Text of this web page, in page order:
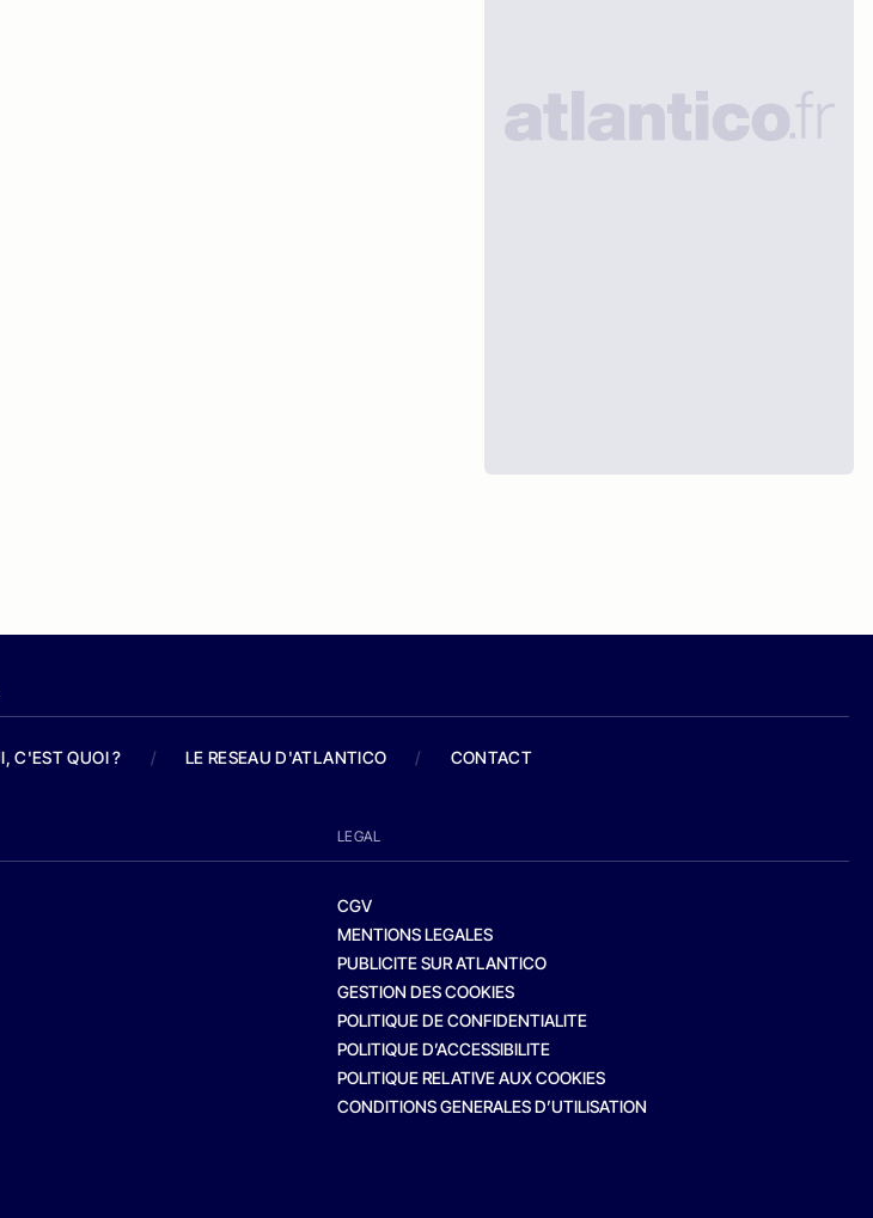
C'EST QUOI ? / LE RESEAU D'ATLANTICO / CONTACT
LEGAL
CGV
MENTIONS LEGALES
PUBLICITE SUR ATLANTICO
GESTION DES COOKIES
POLITIQUE DE CONFIDENTIALITE
POLITIQUE D’ACCESSIBILITE
POLITIQUE RELATIVE AUX COOKIES
CONDITIONS GENERALES D’UTILISATION